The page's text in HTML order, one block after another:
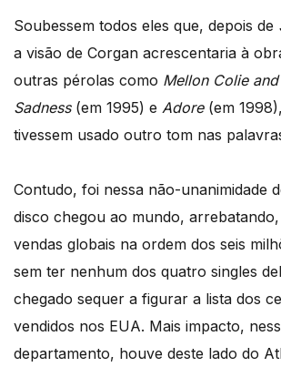
Soubessem todos eles que, depois de
a visão de Corgan acrescentaria à
outras pérolas como Mellon Colie
Sadness(em 1995) e Adore(em
tivessem usado outro tom nas
Contudo, foi nessa não-unanimidade
disco chegou ao mundo, arrebatando,
vendas globais na ordem dos seis
sem ter nenhum dos quatro singles
chegado sequer a figurar a lista dos
vendidos nos EUA. Mais impacto,
departamento, houve deste lado do